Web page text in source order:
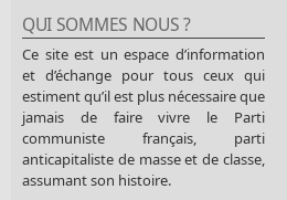
QUI SOMMES NOUS ?
Ce site est un espace d’information
et d’échange pour tous ceux qui
estiment qu’il est plus nécessaire que
jamais de faire vivre le Parti
communiste français, parti
anticapitaliste de masse et de classe,
assumant son histoire.